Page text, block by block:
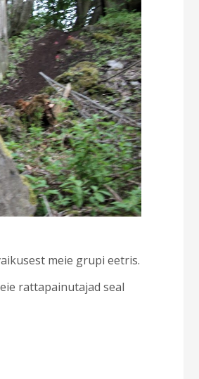
meie grupi eetris.
rattapainutajad seal